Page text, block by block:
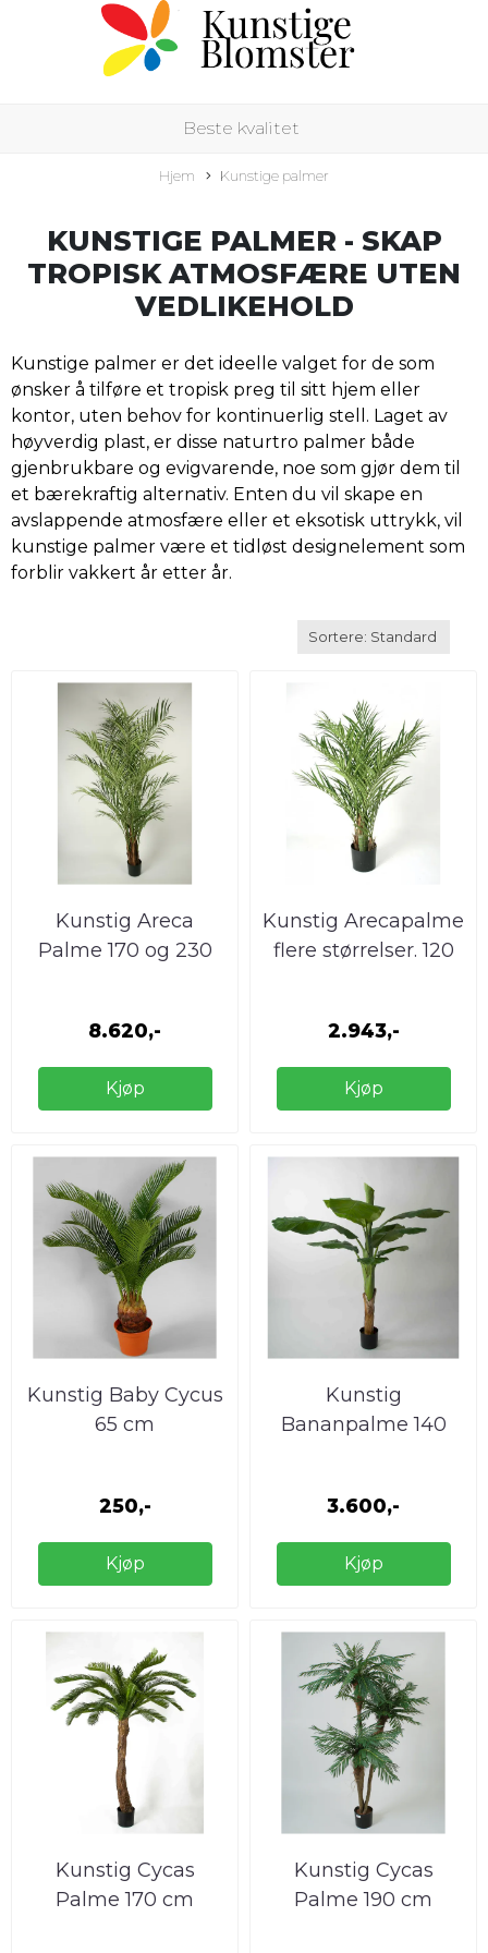
Beste kvalitet
Hjem Kunstige palmer
KUNSTIGE PALMER - SKAP
TROPISK ATMOSFÆRE UTEN
VEDLIKEHOLD
Kunstige palmer er det ideelle valget for de som
ønsker å tilføre et tropisk preg til sitt hjem eller
kontor, uten behov for kontinuerlig stell. Laget av
høyverdig plast, er disse naturtro palmer både
gjenbrukbare og evigvarende, noe som gjør dem til
et bærekraftig alternativ. Enten du vil skape en
avslappende atmosfære eller et eksotisk uttrykk, vil
kunstige palmer være et tidløst designelement som
forblir vakkert år etter år.
Kunstig Areca
Palme 170 og 230
8.620,-
Kjøp
Kunstig Arecapalme
flere størrelser. 120
2.943,-
Kjøp
Kunstig Baby Cycus
65 cm
250,-
Kjøp
Kunstig
Bananpalme 140
3.600,-
Kjøp
Kunstig Cycas
Palme 170 cm
Kunstig Cycas
Palme 190 cm